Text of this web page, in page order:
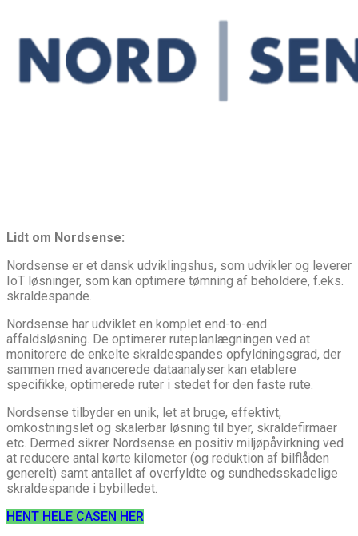
Lidt om Nordsense:
Nordsense er et dansk udviklingshus, som udvikler og leverer
IoT løsninger, som kan optimere tømning af beholdere, f.eks.
skraldespande.
Nordsense har udviklet en komplet end-to-end
affaldsløsning. De optimerer ruteplanlægningen ved at
monitorere de enkelte skraldespandes opfyldningsgrad, der
sammen med avancerede dataanalyser kan etablere
specifikke, optimerede ruter i stedet for den faste rute.
Nordsense tilbyder en unik, let at bruge, effektivt,
omkostningslet og skalerbar løsning til byer, skraldefirmaer
etc. Dermed sikrer Nordsense en positiv miljøpåvirkning ved
at reducere antal kørte kilometer (og reduktion af bilflåden
generelt) samt antallet af overfyldte og sundhedsskadelige
skraldespande i bybilledet.
HENT HELE CASEN HER